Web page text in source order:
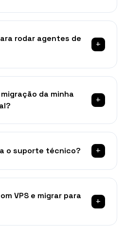
rodar agentes de
+
da minha
+
o suporte técnico? +
VPS e migrar para
+